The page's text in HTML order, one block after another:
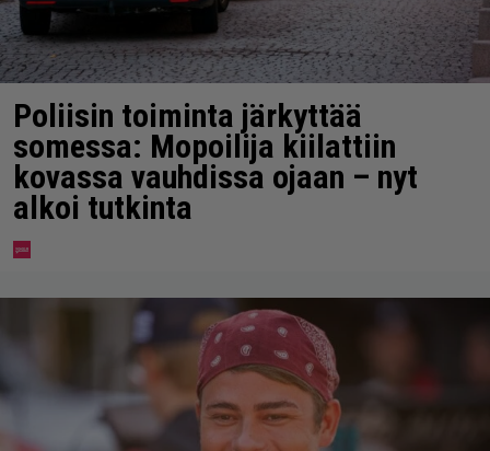
Poliisin toiminta järkyttää
somessa: Mopoilija kiilattiin
kovassa vauhdissa ojaan – nyt
alkoi tutkinta